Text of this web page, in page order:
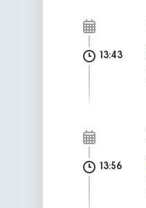
13:43
13:56